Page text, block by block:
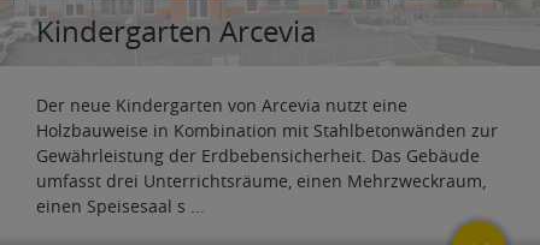
Kindergarten Arcevia
Der neue Kindergarten von Arcevia nutzt eine
Holzbauweise in Kombination mit Stahlbetonwänden zur
Gewährleistung der Erdbebensicherheit. Das Gebäude
umfasst drei Unterrichtsräume, einen Mehrzweckraum,
einen Speisesaal s ...